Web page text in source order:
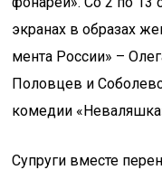
экранах в образах
мента России» –
Половцев и
комедии
Супруги вместе